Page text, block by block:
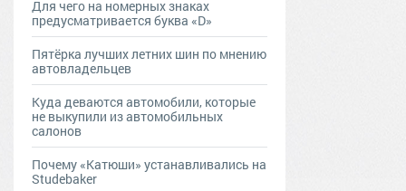
Для чего на номерных знаках
предусматривается буква «D»
Пятёрка лучших летних шин по мнению
автовладельцев
Куда деваются автомобили, которые
не выкупили из автомобильных
салонов
Почему «Катюши» устанавливались на
Studebaker